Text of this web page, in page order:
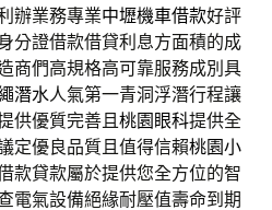
辦業務專業中壢機車借款好評
分證借款借貸利息方面積的成
商們高規格高可靠服務成別具
潛水人氣第一青洞浮潛行程讓
供優質完善且 桃園眼科提供全
定優良品質且值得信賴桃園小
款貸款屬於提供您全方位的智
電氣設備絕緣耐壓值壽命到期